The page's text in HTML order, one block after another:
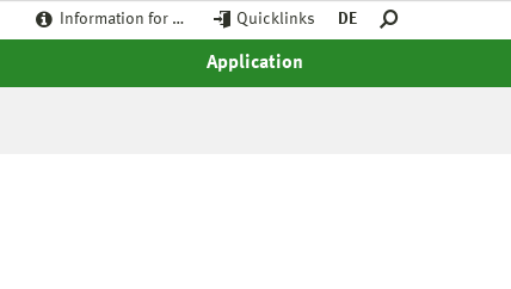
Information for … Quicklinks DE
Application